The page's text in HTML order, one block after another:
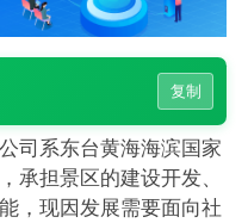
复制
司系东台黄海海滨国家
承担景区的建设开发、
，现因发展需要面向社